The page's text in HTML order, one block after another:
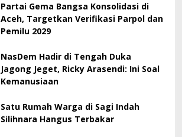
Partai Gema Bangsa Konsolidasi di
Aceh, Targetkan Verifikasi Parpol dan
Pemilu 2029
NasDem Hadir di Tengah Duka
Jagong Jeget, Ricky Arasendi: Ini Soal
Kemanusiaan
Satu Rumah Warga di Sagi Indah
Silihnara Hangus Terbakar